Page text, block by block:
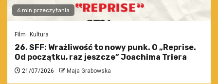
6 min przeczytania
Film Kultura
26. SFF: Wrażliwość to nowy punk. O „Reprise.
Od początku, raz jeszcze” Joachima Triera
21/07/2026 Maja Grabowska